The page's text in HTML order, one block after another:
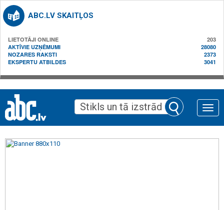
ABC.LV SKAITĻOS
LIETOTĀJI ONLINE
203
AKTĪVIE UZŅĒMUMI
28080
NOZARES RAKSTI
2373
EKSPERTU ATBILDES
3041
Toggle